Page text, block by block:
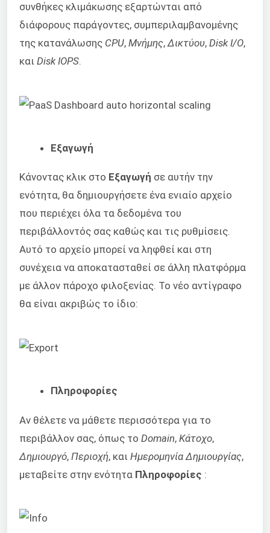
συνθήκες κλιμάκωσης εξαρτώνται από
διάφορους παράγοντες, συμπεριλαμβανομένης
της κατανάλωσης CPU, Μνήμης,Δικτύου, Disk I/O,
και Disk IOPS.
Εξαγωγή
Κάνοντας κλικ στο Εξαγωγή σε αυτήν την
ενότητα, θα δημιουργήσετε ένα ενιαίο αρχείο
που περιέχει όλα τα δεδομένα του
περιβάλλοντός σας καθώς και τις ρυθμίσεις.
Αυτό το αρχείο μπορεί να ληφθεί και στη
συνέχεια να αποκατασταθεί σε άλλη πλατφόρμα
με άλλον πάροχο φιλοξενίας. Το νέο αντίγραφο
θα είναι ακριβώς το ίδιο:
Πληροφορίες
Αν θέλετε να μάθετε περισσότερα για το
περιβάλλον σας, όπως το Domain, Κάτοχο,
Δημιουργό, Περιοχή, και Ημερομηνία Δημιουργίας,
μεταβείτε στην ενότητα Πληροφορίες :